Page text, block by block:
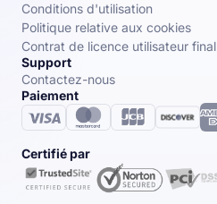
Conditions d'utilisation
Politique relative aux cookies
Contrat de licence utilisateur final
Support
Contactez-nous
Paiement
Certifié par